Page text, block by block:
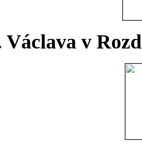
Václava v